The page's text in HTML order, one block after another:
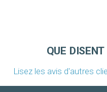
QUE
Lisez les avis d'autres